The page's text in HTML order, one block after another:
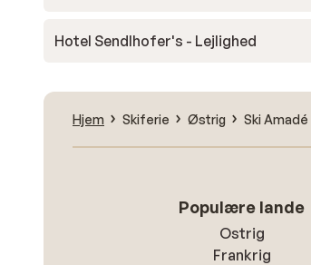
Hotel Sendlhofer's - Lejlighed
Hjem Skiferie Østrig Ski Amadé
Populære lande
Ostrig
Frankrig